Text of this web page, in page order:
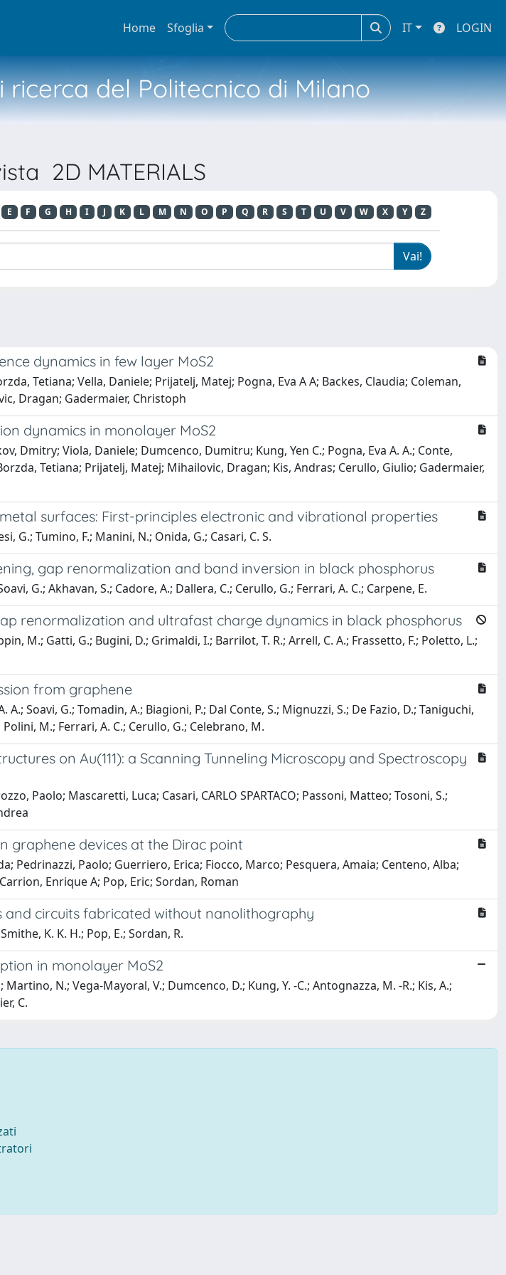
Home Sfoglia IT LOGIN
del Politecnico di Milano
2D MATERIALS
E F G H I J K L M N O P Q R S T U V W X Y Z
dynamics in few layer MoS2
Tetiana; Vella, Daniele; Prijatelj, Matej; Pogna, Eva A A; Backes, Claudia; Coleman,
Dragan; Gadermaier, Christoph
dynamics in monolayer MoS2
Dmitry; Viola, Daniele; Dumcenco, Dumitru; Kung, Yen C.; Pogna, Eva A. A.; Conte,
Tetiana; Prijatelj, Matej; Mihailovic, Dragan; Kis, Andras; Cerullo, Giulio; Gadermaier,
surfaces: First-principles electronic and vibrational properties
G.; Tumino, F.; Manini, N.; Onida, G.; Casari, C. S.
gap renormalization and band inversion in black phosphorus
G.; Akhavan, S.; Cadore, A.; Dallera, C.; Cerullo, G.; Ferrari, A. C.; Carpene, E.
renormalization and ultrafast charge dynamics in black phosphorus
M.; Gatti, G.; Bugini, D.; Grimaldi, I.; Barrilot, T. R.; Arrell, C. A.; Frassetto, F.; Poletto, L.;
from graphene
A.; Soavi, G.; Tomadin, A.; Biagioni, P.; Dal Conte, S.; Mignuzzi, S.; De Fazio, D.; Taniguchi,
M.; Ferrari, A. C.; Cerullo, G.; Celebrano, M.
on Au(111): a Scanning Tunneling Microscopy and Spectroscopy
Paolo; Mascaretti, Luca; Casari, CARLO SPARTACO; Passoni, Matteo; Tosoni, S.;
graphene devices at the Dirac point
Pedrinazzi, Paolo; Guerriero, Erica; Fiocco, Marco; Pesquera, Amaia; Centeno, Alba;
Enrique A; Pop, Eric; Sordan, Roman
and circuits fabricated without nanolithography
K. K. H.; Pop, E.; Sordan, R.
in monolayer MoS2
N.; Vega-Mayoral, V.; Dumcenco, D.; Kung, Y. -C.; Antognazza, M. -R.; Kis, A.;
C.